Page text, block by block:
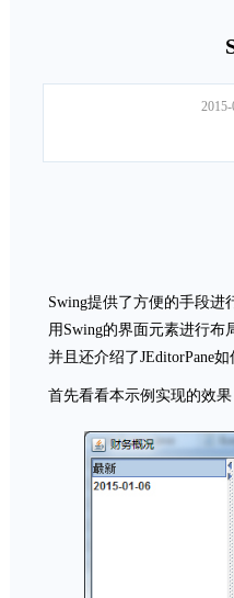
Swing提供了方便的手段进
用Swing的界面元素进行布
并且还介绍了JEditorPane
首先看看本示例实现的效果